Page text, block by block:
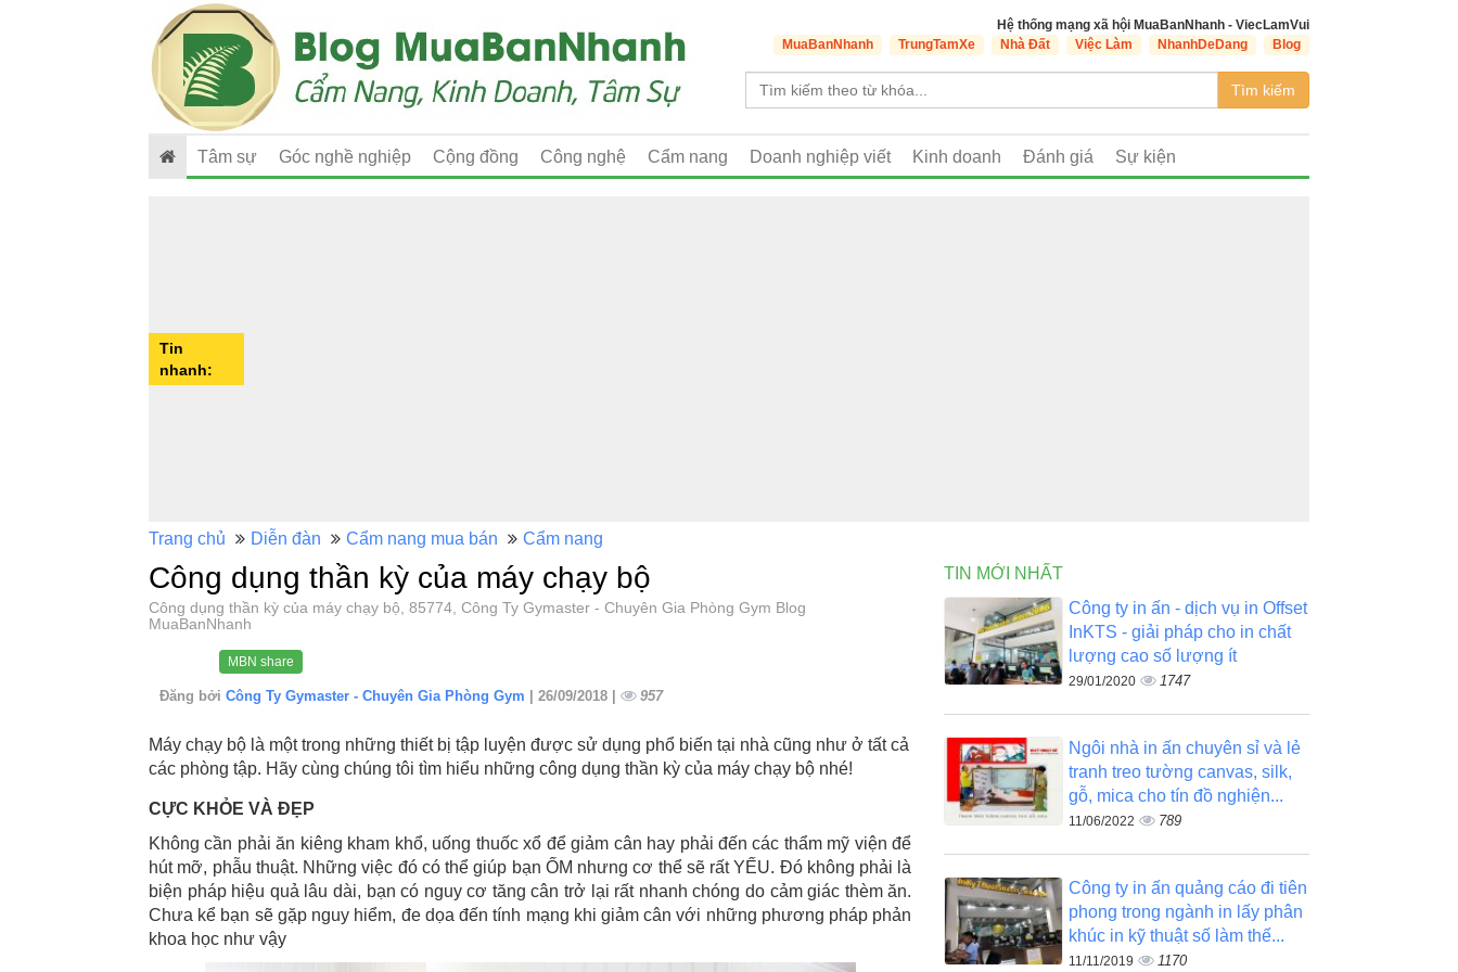
Hệ thống mạng xã hội MuaBanNhanh - ViecLamVui
MuaBanNhanh
TrungTamXe Nhà Đất Việc Làm NhanhDeDang Blog
Tìm kiếm
Tâm sự Góc nghề nghiệp Cộng đồng Công nghệ Cẩm nang Doanh nghiệp viết Kinh doanh Đánh giá Sự kiện
Tin
nhanh:
Trang chủ Diễn đàn Cẩm nang mua bán Cẩm nang
Công dụng thần kỳ của máy chạy bộ
Công dụng thần kỳ của máy chạy bộ, 85774, Công Ty Gymaster - Chuyên Gia Phòng Gym Blog
MuaBanNhanh
MBN share
Đăng bởi Công Ty Gymaster - Chuyên Gia Phòng Gym | 26/09/2018 | 957
Máy chạy bộ là một trong những thiết bị tập luyện được sử dụng phổ biến tại nhà cũng như ở tất cả
các phòng tập. Hãy cùng chúng tôi tìm hiểu những công dụng thần kỳ của máy chạy bộ nhé!
CỰC KHỎE VÀ ĐẸP
Không cần phải ăn kiêng kham khổ, uống thuốc xổ để giảm cân hay phải đến các thẩm mỹ viện để
hút mỡ, phẫu thuật. Những việc đó có thể giúp bạn ỐM nhưng cơ thể sẽ rất YẾU. Đó không phải là
biện pháp hiệu quả lâu dài, bạn có nguy cơ tăng cân trở lại rất nhanh chóng do cảm giác thèm ăn.
Chưa kể bạn sẽ gặp nguy hiểm, đe dọa đến tính mạng khi giảm cân với những phương pháp phản
khoa học như vậy
TIN MỚI NHẤT
Công ty in ấn - dịch vụ in Offset
InKTS - giải pháp cho in chất
lượng cao số lượng ít
29/01/2020 1747
Ngôi nhà in ấn chuyên sỉ và lẻ
tranh treo tường canvas, silk,
gỗ, mica cho tín đồ nghiện...
11/06/2022 789
Công ty in ấn quảng cáo đi tiên
phong trong ngành in lấy phân
khúc in kỹ thuật số làm thế...
11/11/2019 1170